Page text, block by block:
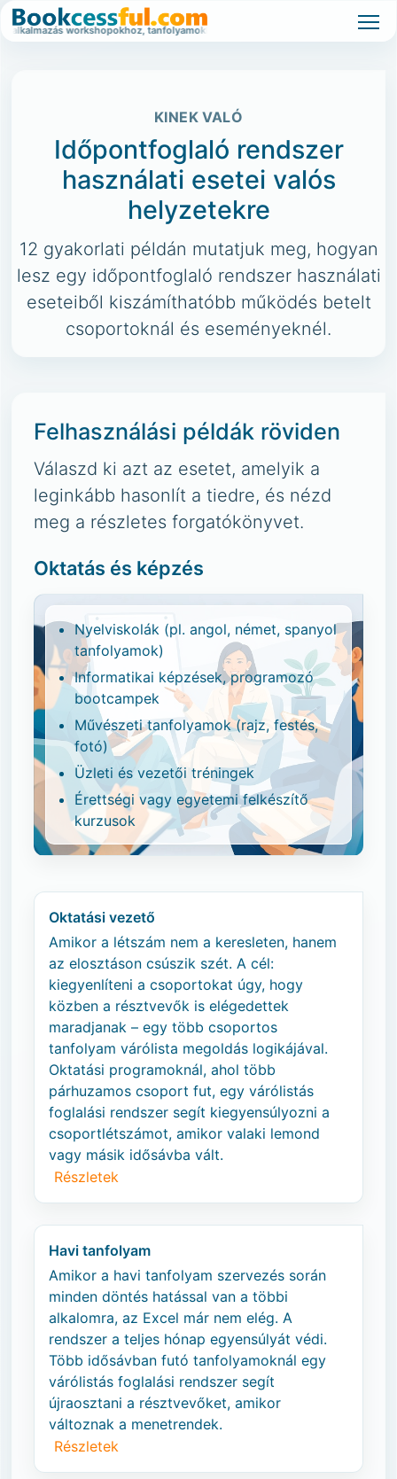
tanfolyamokhoz és nagy érdeklődésű eseményekhez.
KINEK VALÓ
Időpontfoglaló rendszer
használati esetei valós
helyzetekre
12 gyakorlati példán mutatjuk meg, hogyan
lesz egy időpontfoglaló rendszer használati
eseteiből kiszámíthatóbb működés betelt
csoportoknál és eseményeknél.
Felhasználási példák röviden
Válaszd ki azt az esetet, amelyik a
leginkább hasonlít a tiedre, és nézd
meg a részletes forgatókönyvet.
Oktatás és képzés
Nyelviskolák (pl. angol, német, spanyol
tanfolyamok)
Informatikai képzések, programozó
bootcampek
Művészeti tanfolyamok (rajz, festés,
fotó)
Üzleti és vezetői tréningek
Érettségi vagy egyetemi felkészítő
kurzusok
Oktatási vezető
Amikor a létszám nem a keresleten, hanem
az elosztáson csúszik szét. A cél:
kiegyenlíteni a csoportokat úgy, hogy
közben a résztvevők is elégedettek
maradjanak – egy több csoportos
tanfolyam várólista megoldás logikájával.
Oktatási programoknál, ahol több
párhuzamos csoport fut, egy várólistás
foglalási rendszer segít kiegyensúlyozni a
csoportlétszámot, amikor valaki lemond
vagy másik idősávba vált.
Részletek
Havi tanfolyam
Amikor a havi tanfolyam szervezés során
minden döntés hatással van a többi
alkalomra, az Excel már nem elég. A
rendszer a teljes hónap egyensúlyát védi.
Több idősávban futó tanfolyamoknál egy
várólistás foglalási rendszer segít
újraosztani a résztvevőket, amikor
változnak a menetrendek.
Részletek